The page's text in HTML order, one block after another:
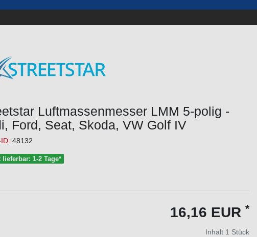
Luftmassenmesser LMM 5-polig -
Ford, Seat, Skoda, VW Golf IV
48132
lieferbar: 1-2 Tage*
16,16 EUR *
Inhalt 1 Stück